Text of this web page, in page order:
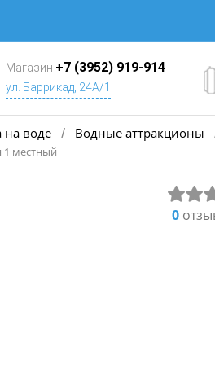
Магазин +7 (3952) 919-914
ул. Баррикад, 24А/1
на воде / Водные аттракционы
1 местный
0